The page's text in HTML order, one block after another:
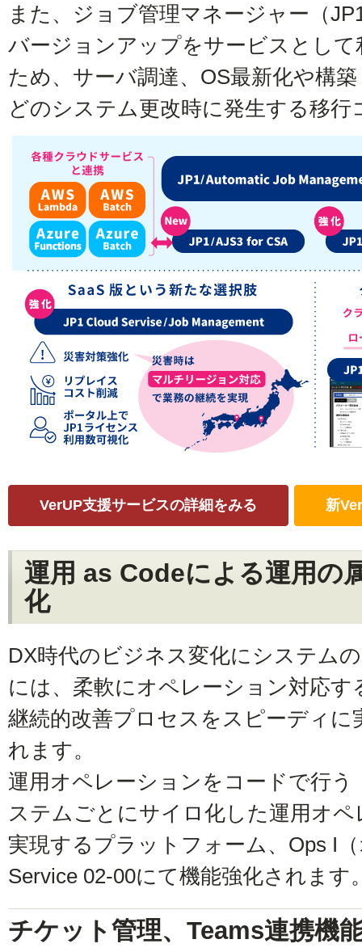
また、ジョブ管理マネージャー（
バージョンアップをサービスとし
ため、サーバ調達、OS最新化や構
どのシステム更改時に発生する移
VerUP支援サービスの詳細をみる 新
運用 as Codeによる運用の
化
DX時代のビジネス変化にシステム
には、柔軟にオペレーション対応
継続的改善プロセスをスピーディ
れます。
運用オペレーションをコードで行う
ステムごとにサイロ化した運用オ
実現するプラットフォーム、Ops I
Service 02-00にて機能強化されます
チケット管理、Teams連携機